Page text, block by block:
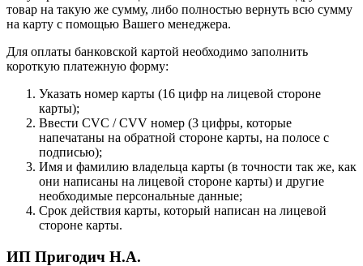
товар на такую же сумму, либо полностью вернуть всю сумму
на карту с помощью Вашего менеджера.
Для оплаты банковской картой необходимо заполнить
короткую платежную форму:
Указать номер карты (16 цифр на лицевой стороне
карты);
Ввести CVC / CVV номер (3 цифры, которые
напечатаны на обратной стороне карты, на полосе с
подписью);
Имя и фамилию владельца карты (в точности так же, как
они написаны на лицевой стороне карты) и другие
необходимые персональные данные;
Срок действия карты, который написан на лицевой
стороне карты.
ИП Пригодич Н.А.